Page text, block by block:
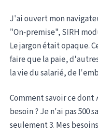
J'ai ouvert mon
"On-premise", SIRH
Le jargon était opaque.
faire que la paie,
la vie du salarié, de
Comment savoir ce dont
besoin ? Je n'ai pas 500
seulement 3. Mes